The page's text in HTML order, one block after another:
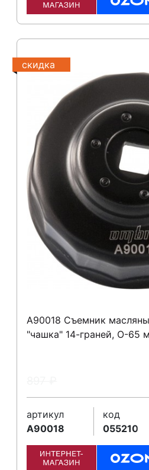
скидка
A90018 Съемник
"чашка" 14-граней, O-65
артикул
A90018
код
055210